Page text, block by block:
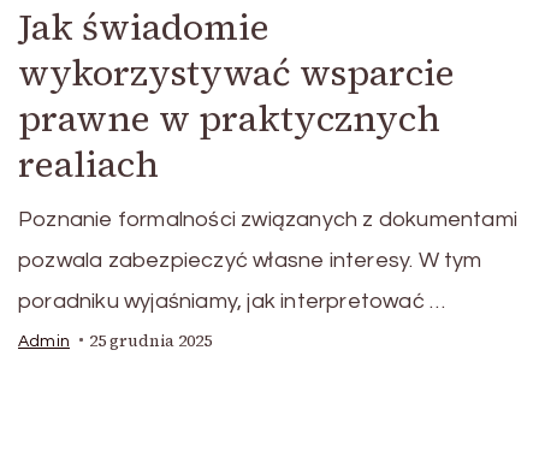
Jak świadomie
wykorzystywać wsparcie
prawne w praktycznych
realiach
Poznanie formalności związanych z dokumentami
pozwala zabezpieczyć własne interesy. W tym
poradniku wyjaśniamy, jak interpretować …
Admin 25 grudnia 2025